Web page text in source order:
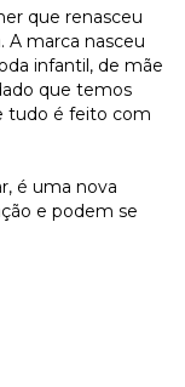
que renasceu
A marca nasceu
infantil, de mãe
que temos
tudo é feito com
é uma nova
e podem se